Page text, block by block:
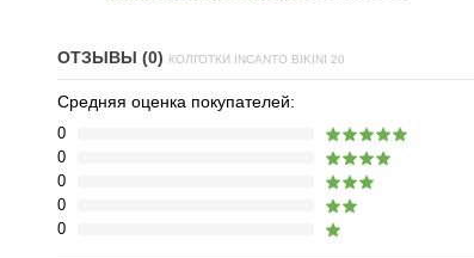
ОТЗЫВЫ (0) КОЛГОТКИ INCANTO BIKINI 20
Средняя оценка покупателей:
0
0
0
0
0